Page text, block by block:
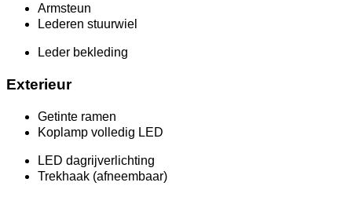
Armsteun
Lederen stuurwiel
Leder bekleding
Exterieur
Getinte ramen
Koplamp volledig LED
LED dagrijverlichting
Trekhaak (afneembaar)